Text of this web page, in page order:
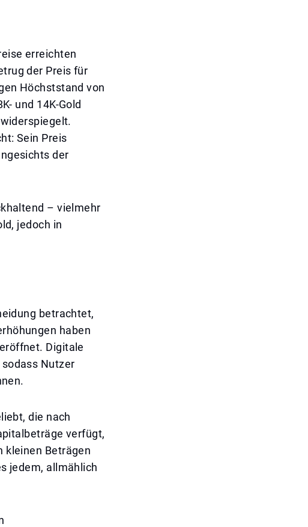
erreichten
der Preis für
Höchststand von
und 14K-Gold
Sein Preis
der
– vielmehr
jedoch in
betrachtet,
haben
Digitale
Nutzer
die nach
verfügt,
kleinen Beträgen
jedem, allmählich